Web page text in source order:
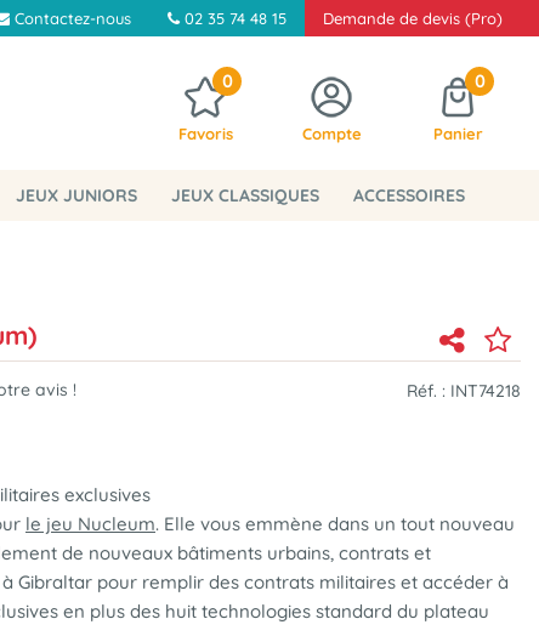
Contactez-nous 02 35 74 48 15 Demande de devis (Pro)
0
Favoris Compte
0
Panier
JEUX JUNIORS JEUX CLASSIQUES ACCESSOIRES
avis ! Réf. : INT74218
exclusives
le jeu Nucleum. Elle vous emmène dans un tout nouveau
de nouveaux bâtiments urbains, contrats et
Gibraltar pour remplir des contrats militaires et accéder à
en plus des huit technologies standard du plateau